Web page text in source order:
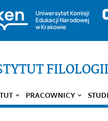
Uniwersytet Komisji
Edukacji Narodowej
w Krakowie
PRACOWNICY